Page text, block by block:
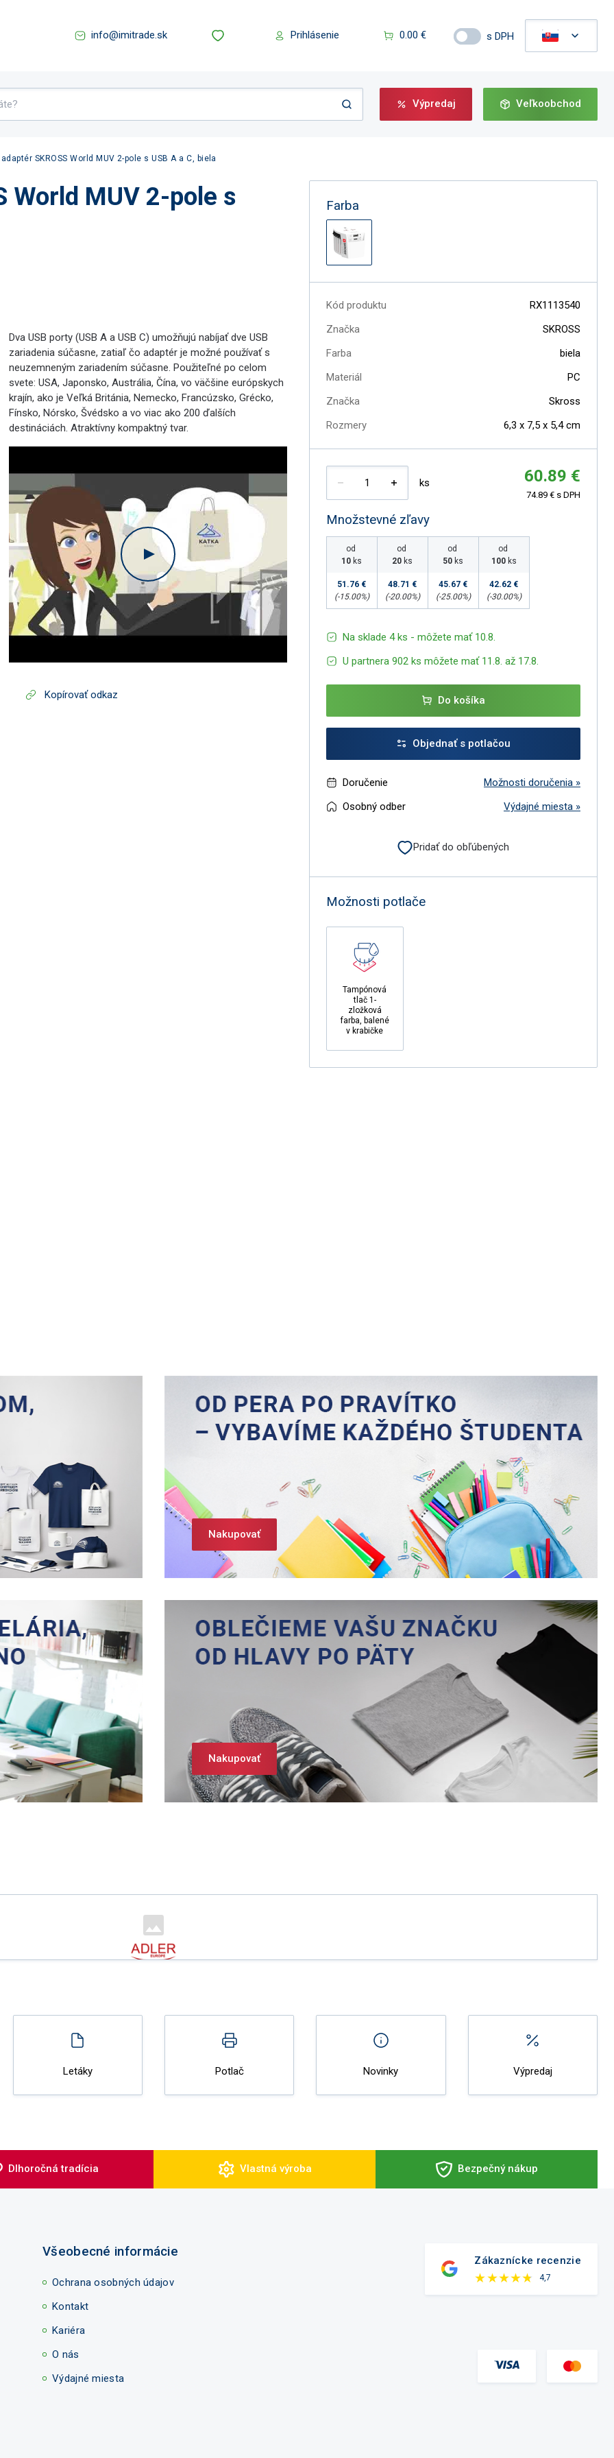
info@imitrade.sk Prihlásenie 0.00 € s DPH
Výpredaj Veľkoobchod
SKROSS World MUV 2-pole s USB A a C, biela
World MUV 2-pole s
Dva USB porty (USB A a USB C) umožňujú nabíjať dve USB
zariadenia súčasne, zatiaľ čo adaptér je možné používať s
neuzemneným zariadením súčasne. Použiteľné po celom
svete: USA, Japonsko, Austrália, Čína, vo väčšine európskych
krajín, ako je Veľká Británia, Nemecko, Francúzsko, Grécko,
Fínsko, Nórsko, Švédsko a vo viac ako 200 ďalších
destináciách. Atraktívny kompaktný tvar.
Kopírovať odkaz
Farba
Kód produktu
RX1113540
Značka
SKROSS
Farba
biela
Materiál
PC
Značka
Skross
Rozmery
6,3 x 7,5 x 5,4 cm
ks 60.89 €
74.89 € s DPH
Množstevné zľavy
od
10 ks
51.76 €
(-15.00%)
od
20 ks
48.71 €
(-20.00%)
od
50 ks
45.67 €
(-25.00%)
od
100 ks
42.62 €
(-30.00%)
Na sklade 4 ks - môžete mať 10.8.
U partnera 902 ks môžete mať 11.8. až 17.8.
Do košíka
Objednať s potlačou
Doručenie
Možnosti doručenia »
Osobný odber
Výdajné miesta »
Pridať do obľúbených
Možnosti potlače
Tampónová
tlač 1-
zložková
farba, balené
v krabičke
Nakupovať
Nakupovať
Letáky Potlač Novinky Výpredaj
Dlhoročná tradícia Vlastná výroba Bezpečný nákup
Všeobecné informácie
Ochrana osobných údajov
Kontakt
Kariéra
O nás
Výdajné miesta
Zákaznícke recenzie
4,7